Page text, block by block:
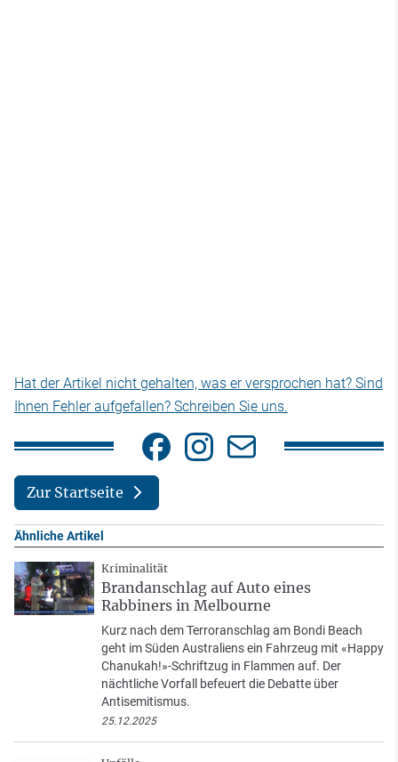
Hat der Artikel nicht gehalten, was er versprochen hat? Sind
Ihnen Fehler aufgefallen? Schreiben Sie uns.
Zur Startseite
Ähnliche Artikel
Kriminalität
Brandanschlag auf Auto eines
Rabbiners in Melbourne
Kurz nach dem Terroranschlag am Bondi Beach
geht im Süden Australiens ein Fahrzeug mit «Happy
Chanukah!»-Schriftzug in Flammen auf. Der
nächtliche Vorfall befeuert die Debatte über
Antisemitismus.
25.12.2025